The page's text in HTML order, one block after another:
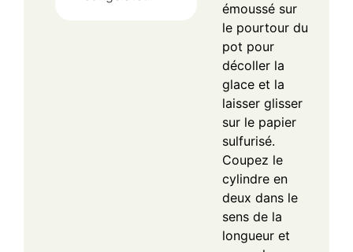
émoussé sur
le pourtour du
pot pour
décoller la
glace et la
laisser glisser
sur le papier
sulfurisé.
Coupez le
cylindre en
deux dans le
sens de la
longueur et